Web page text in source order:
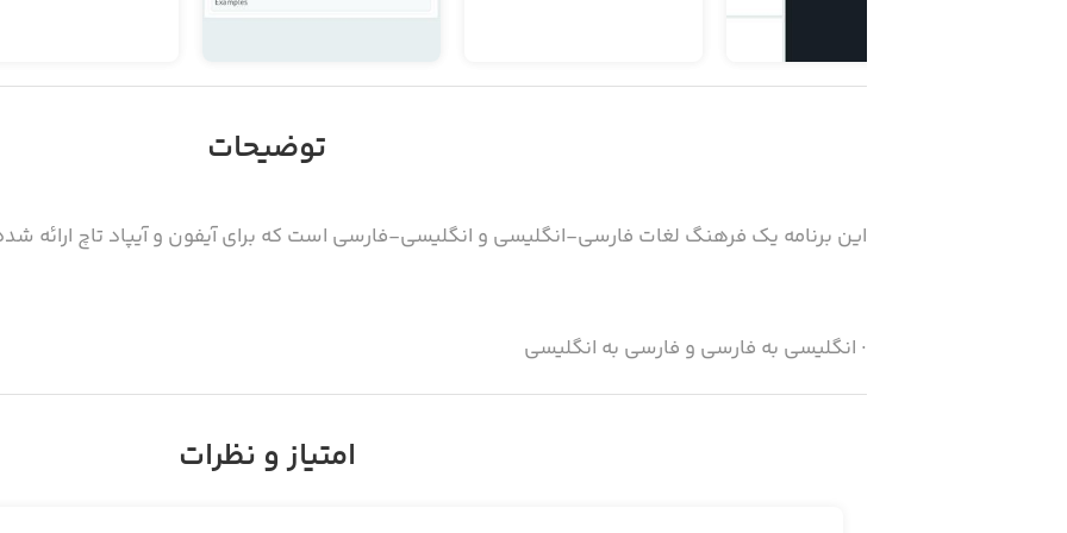
توضیحات
این برنامه یک فرهنگ لغات فارسی-انگلیسی و انگلیسی-فارسی است که برای آیفون و آیپاد تاچ ارائه
· انگلیسی به فارسی و فارسی به انگلیسی
· بیش از ۱۰۰،۰۰۰ کلمه
· دسترسی سریع به بانک داده‌ها، حتی بدون دسترسی بدون اتصال به اینترنت
امتیاز و نظرات